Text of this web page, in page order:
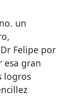
un
Felipe por
esa gran
logros